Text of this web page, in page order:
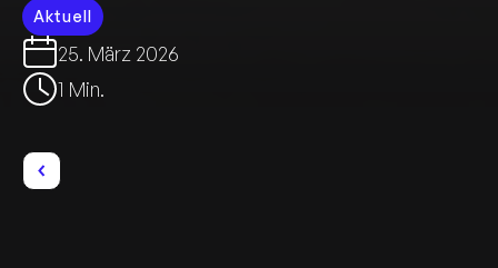
Aktuell
25. März 2026
1 Min.